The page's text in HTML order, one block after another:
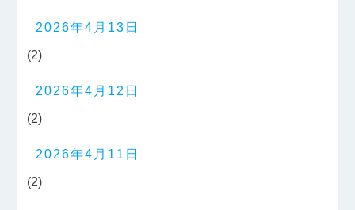
2026年4月13日
(2)
2026年4月12日
(2)
2026年4月11日
(2)